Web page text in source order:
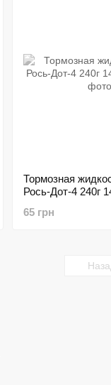
Тормозная
Рось-Дот-4 240г
65 грн